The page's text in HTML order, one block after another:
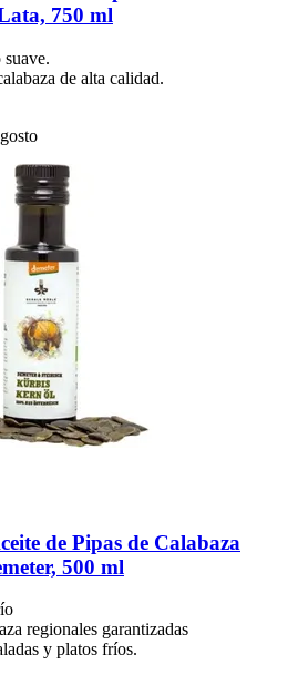
750 ml
suave.
de alta calidad.
de Pipas de Calabaza
500 ml
regionales garantizadas
y platos fríos.